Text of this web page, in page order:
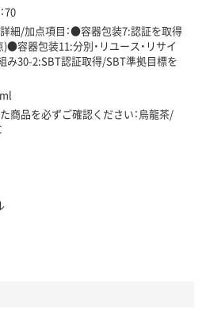
70
細/加点項目：●容器包装7:認証を取得
容器包装11:分別・リユース・リサイ
み30-2:SBT認証取得/SBT準拠目標を
品を必ずご確認ください：烏龍茶/